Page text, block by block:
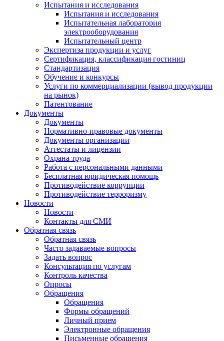
Испытания и исследования
Испытания и исследования
Испытательная лаборатория
электрооборудования
Испытательный центр
Экспертиза продукции и услуг
Сертификация, классификация гостиниц
Стандартизация
Обучение и конкурсы
Услуги по коммерциализации (вывод продукции
на рынок)
Патентование
Документы
Документы
Нормативно-правовые документы
Документы организации
Аттестаты и лицензии
Охрана труда
Работа с персональными данными
Бесплатная юридическая помощь
Противодействие коррупции
Противодействие терроризму
Новости
Новости
Контакты для СМИ
Обратная связь
Обратная связь
Часто задаваемые вопросы
Задать вопрос
Консультация по услугам
Контроль качества
Опросы
Обращения
Обращения
Формы обращений
Личный прием
Электронные обращения
Письменные обращения